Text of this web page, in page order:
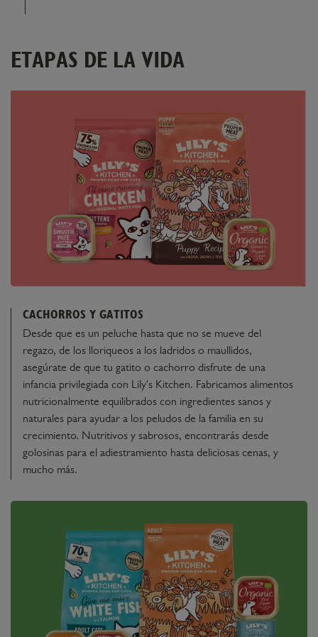
ETAPAS DE LA VIDA
CACHORROS Y GATITOS
Desde que es un peluche hasta que no se mueve del
regazo, de los lloriqueos a los ladridos o maullidos,
asegúrate de que tu gatito o cachorro disfrute de una
infancia privilegiada con Lily's Kitchen. Fabricamos alimentos
nutricionalmente equilibrados con ingredientes sanos y
naturales para ayudar a los peludos de la familia en su
crecimiento. Nutritivos y sabrosos, encontrarás desde
golosinas para el adiestramiento hasta deliciosas cenas, y
mucho más.